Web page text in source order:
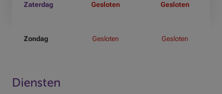
Zaterdag Gesloten Gesloten
Zondag Gesloten Gesloten
Diensten